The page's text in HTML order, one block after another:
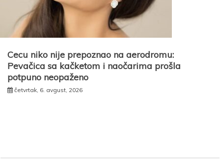
Cecu niko nije prepoznao na aerodromu:
Pevačica sa kačketom i naočarima prošla
potpuno neopaženo
četvrtak, 6. avgust, 2026